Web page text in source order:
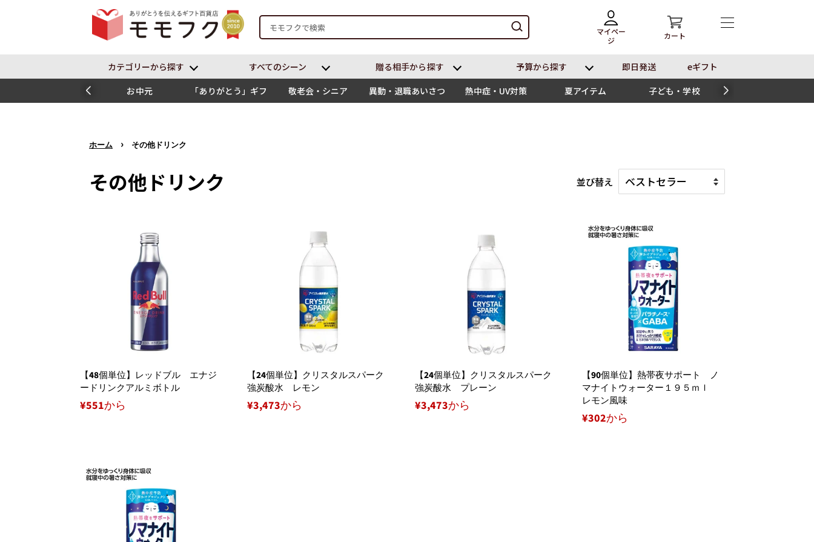
マイペー
ジ
カート
カテゴリーから探す すべてのシーン 贈る相⼿から探す 予算から探す 即⽇発送
eギフト
お中元
「ありがとう」ギフ
敬老会・シニア 異動・退職あいさつ 熱中症・UV対策 夏アイテム 子ども・学校
ホーム › その他ドリンク
その他ドリンク 並び替え
【48個単位】レッドブル エナジ
ードリンクアルミボトル
¥551から
【24個単位】クリスタルスパーク
強炭酸水 レモン
¥3,473から
【24個単位】クリスタルスパーク
強炭酸水 プレーン
¥3,473から
【90個単位】熱帯夜サポート ノ
マナイトウォーター１９５ｍｌ
レモン風味
¥302から